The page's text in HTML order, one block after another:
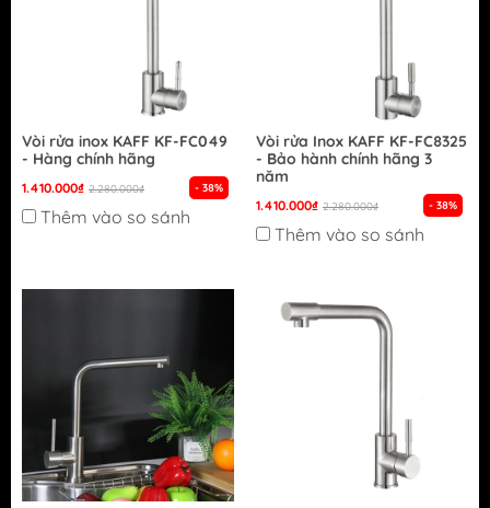
Vòi rửa inox KAFF KF-FC049
- Hàng chính hãng
1.410.000₫ 2.280.000₫ - 38%
Thêm vào so sánh
Vòi rửa Inox KAFF KF-FC8325
- Bảo hành chính hãng 3
năm
1.410.000₫ 2.280.000₫ - 38%
Thêm vào so sánh